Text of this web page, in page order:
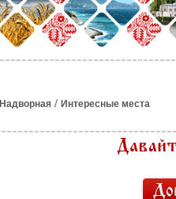
Надворная / Интересные места